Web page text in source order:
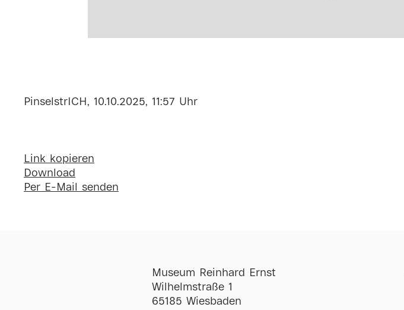
PinselstrICH, 10.10.2025, 11:57 Uhr
Link kopieren
Download
Per E-Mail senden
Museum Reinhard Ernst
Wilhelmstraße 1
65185 Wiesbaden